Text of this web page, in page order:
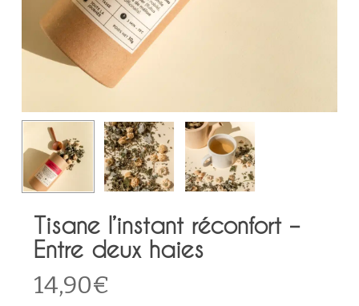
Tisane l’instant réconfort –
Entre deux haies
14,90€